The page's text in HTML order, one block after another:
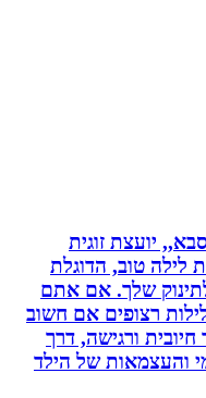
יועצת זוגית
טוב, הדוגלת
שלך. אם אתם
רצופים אם חשוב
ורגישה, דרך
של הילד